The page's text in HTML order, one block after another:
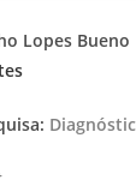
Lopes Bueno